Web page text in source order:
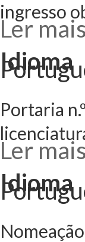
ingresso
Ler mais
Idioma
Portaria
Ler mais
Idioma